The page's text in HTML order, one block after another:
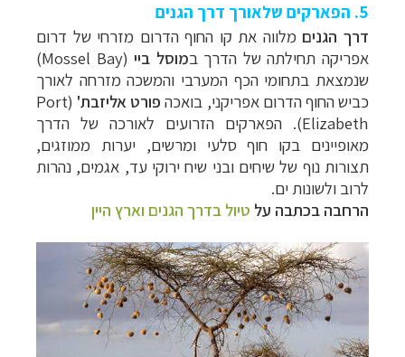
5. הפארקים שלאורך דרך הגנים
דרך הגנים מלווה את קו החוף הדרום מזרחי של דרום
אפריקה תחילתה של הדרך במוסל ביי (
Mossel Bay
)
שנמצאת בתחומי הכף המערבי והמשכה מזרחה לאורך
כביש החוף הדרום אפריקני, בואכה פורט אליזבת' (Port
Elizabeth).
הפארקים הזרועים לאורכה של הדרך
מאופיינים בקו חוף סלעי ומרשים, יערות ממוזגים,
תצורות נוף של שיחים ובני שיח ירוקי עד, אגמים, נהרות
לרוב ולשונות ים.
הרחבה בכתבה על טיול בדרך הגנים וארץ היין